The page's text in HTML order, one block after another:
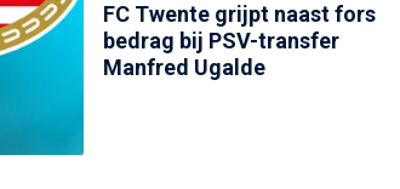
FC Twente grijpt naast fors
bedrag bij PSV-transfer
Manfred Ugalde